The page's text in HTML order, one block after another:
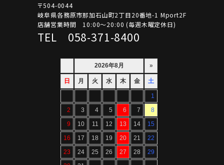
〒504-0044
岐阜県各務原市那加石山町2丁目20番地-1 Mport2F
店舗営業時間 10:00～20:00 (毎週木曜定休日)
TEL 058-371-8400